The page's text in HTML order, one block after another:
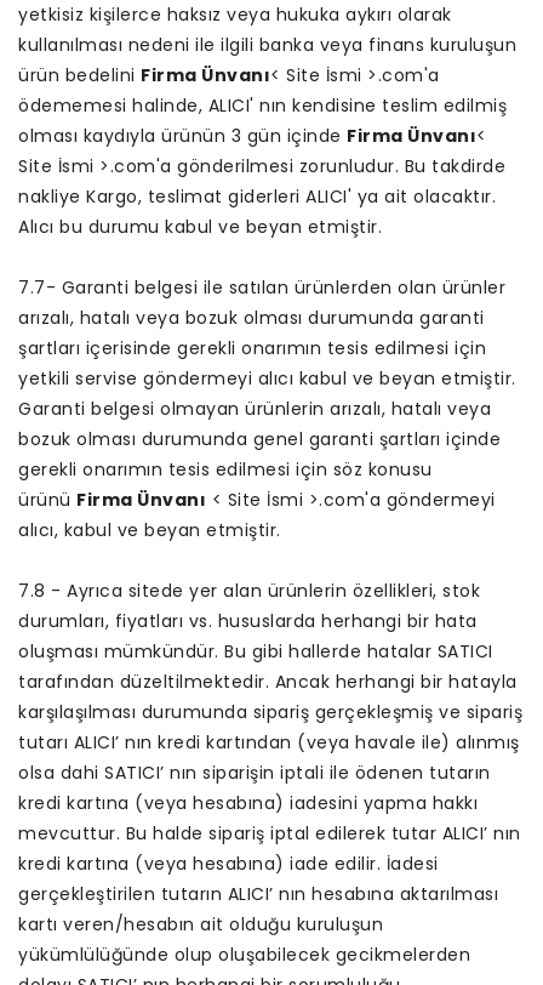
yetkisiz kişilerce haksız veya hukuka aykırı olarak
kullanılması nedeni ile ilgili banka veya finans kuruluşun
ürün bedelini Firma Ünvanı< Site İsmi >.com'a
ödememesi halinde, ALICI' nın kendisine teslim edilmiş
olması kaydıyla ürünün 3 gün içinde Firma Ünvanı<
Site İsmi >.com'a gönderilmesi zorunludur. Bu takdirde
nakliye Kargo, teslimat giderleri ALICI' ya ait olacaktır.
Alıcı bu durumu kabul ve beyan etmiştir.
7.7- Garanti belgesi ile satılan ürünlerden olan ürünler
arızalı, hatalı veya bozuk olması durumunda garanti
şartları içerisinde gerekli onarımın tesis edilmesi için
yetkili servise göndermeyi alıcı kabul ve beyan etmiştir.
Garanti belgesi olmayan ürünlerin arızalı, hatalı veya
bozuk olması durumunda genel garanti şartları içinde
gerekli onarımın tesis edilmesi için söz konusu
ürünü Firma Ünvanı < Site İsmi >.com'a göndermeyi
alıcı, kabul ve beyan etmiştir.
7.8 - Ayrıca sitede yer alan ürünlerin özellikleri, stok
durumları, fiyatları vs. hususlarda herhangi bir hata
oluşması mümkündür. Bu gibi hallerde hatalar SATICI
tarafından düzeltilmektedir. Ancak herhangi bir hatayla
karşılaşılması durumunda sipariş gerçekleşmiş ve sipariş
tutarı ALICI’ nın kredi kartından (veya havale ile) alınmış
olsa dahi SATICI’ nın siparişin iptali ile ödenen tutarın
kredi kartına (veya hesabına) iadesini yapma hakkı
mevcuttur. Bu halde sipariş iptal edilerek tutar ALICI’ nın
kredi kartına (veya hesabına) iade edilir. İadesi
gerçekleştirilen tutarın ALICI’ nın hesabına aktarılması
kartı veren/hesabın ait olduğu kuruluşun
yükümlülüğünde olup oluşabilecek gecikmelerden